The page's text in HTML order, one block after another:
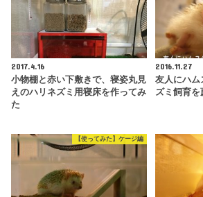
2017.4.16
小物棚と赤い下敷きで、寝姿丸見
えのハリネズミ用寝床を作ってみ
た
2016.11.27
友人にハム
ズミ飼育
【使ってみた】ケージ編